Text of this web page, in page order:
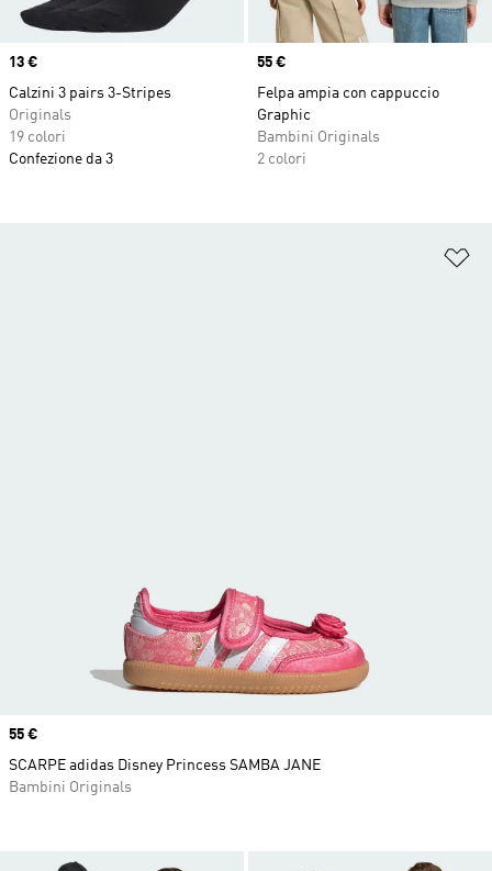
Price
13 €
Calzini 3 pairs 3-Stripes
Originals
19 colori
Confezione da 3
Price
55 €
Felpa ampia con cappuccio
Graphic
Bambini Originals
2 colori
Price
55 €
SCARPE adidas Disney Princess SAMBA JANE
Bambini Originals